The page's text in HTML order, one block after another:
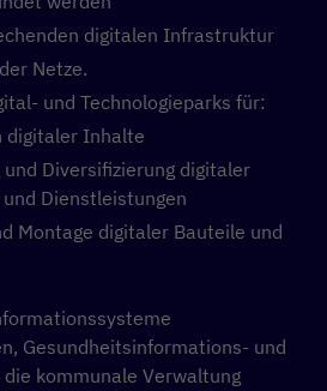
digitalen Infrastruktur
Netze.
und Technologieparks für:
digitaler Inhalte
und Diversifizierung digitaler
Dienstleistungen
Montage digitaler Bauteile und
Gesundheitsinformations- und
kommunale Verwaltung